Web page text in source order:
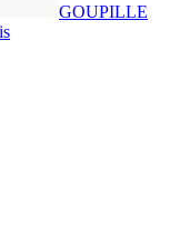
GOUPILLE